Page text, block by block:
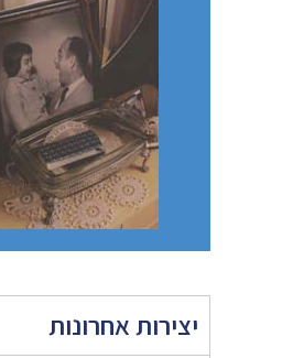
יצירות אחרונות